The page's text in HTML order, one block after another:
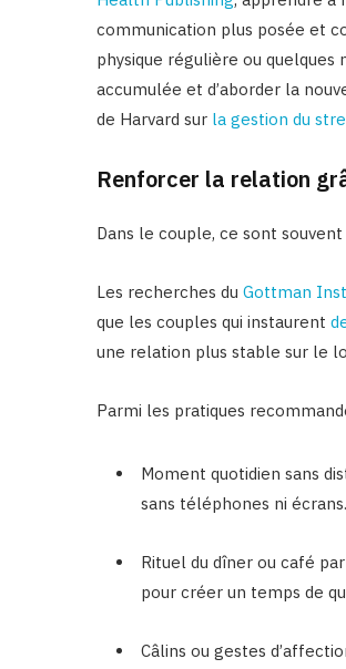
communication plus posée et
physique régulière ou
accumulée et d’aborder la
de Harvard sur la gestion du
Renforcer la relation
Dans le couple, ce sont
Les recherches du Gottman
que les couples qui instaurent
une relation plus stable sur le
Parmi les pratiques
Moment quotidien sans
sans téléphones ni écrans.
Rituel du dîner ou café
pour créer un temps de
Câlins ou gestes